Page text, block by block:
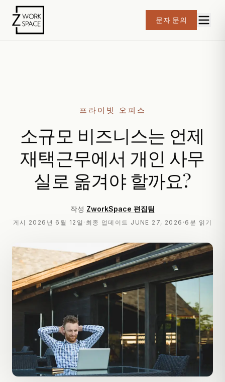
문자 문의
프라이빗 오피스
소규모 비즈니스는 언제
재택근무에서 개인 사무
실로 옮겨야 할까요?
작성 ZworkSpace 편집팀
게시 2026년 6월 12일 · 최종 업데이트 JUNE 27, 2026 · 6분 읽기